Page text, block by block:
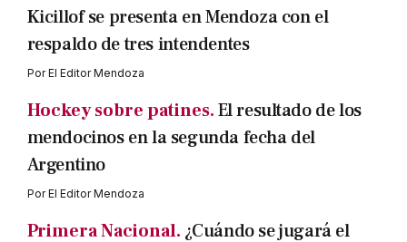
Kicillof se presenta en Mendoza con el
respaldo de tres intendentes
PorEl Editor Mendoza
Hockey sobre patines.El resultado de los
mendocinos en la segunda fecha del
Argentino
PorEl Editor Mendoza
Primera Nacional. ¿Cuándo se jugará el